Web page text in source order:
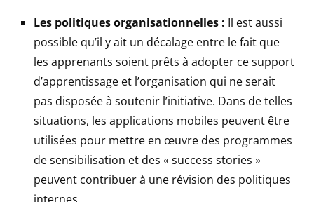
Les politiques organisationnelles : Il est aussi
possible qu’il y ait un décalage entre le fait que
les apprenants soient prêts à adopter ce support
d’apprentissage et l’organisation qui ne serait
pas disposée à soutenir l’initiative. Dans de telles
situations, les applications mobiles peuvent être
utilisées pour mettre en œuvre des programmes
de sensibilisation et des « success stories »
peuvent contribuer à une révision des politiques